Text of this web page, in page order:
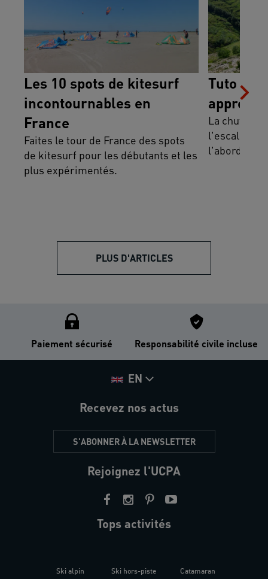
Les 10 spots de kitesurf
incontournables en
France
Faites le tour de France des spots
de kitesurf pour les débutants et les
plus expérimentés.
Tuto
La chute
l'escalade.
l'aborder
PLUS D'ARTICLES
Paiement sécurisé Responsabilité civile incluse
EN
Recevez nos actus
S'ABONNER À LA NEWSLETTER
Rejoignez l'UCPA
Tops activités
Ski alpin Ski hors-piste Catamaran